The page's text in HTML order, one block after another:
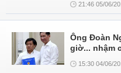
21:46 05/06/
Ông Đoàn
giờ... nhậm
15:30 04/06/